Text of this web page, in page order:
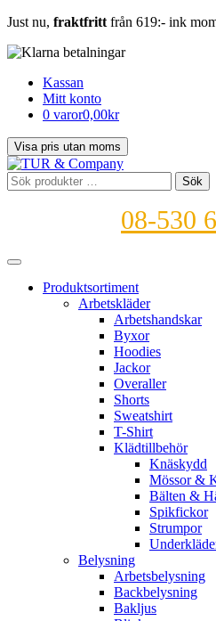
Just nu, fraktfritt från 619:- ink
Kassan
Mitt konto
0 varor0,00kr
Sök
efter:
Sök
08-530
Produktsortiment
Arbetskläder
Arbetshandskar
Byxor
Hoodies
Jackor
Overaller
Shorts
Sweatshirt
T-Shirt
Klädtillbehör
Knäskydd
Mössor &
Bälten &
Spikfickor
Strumpor
Belysning
Arbetsbelysning
Backbelysning
Bakljus